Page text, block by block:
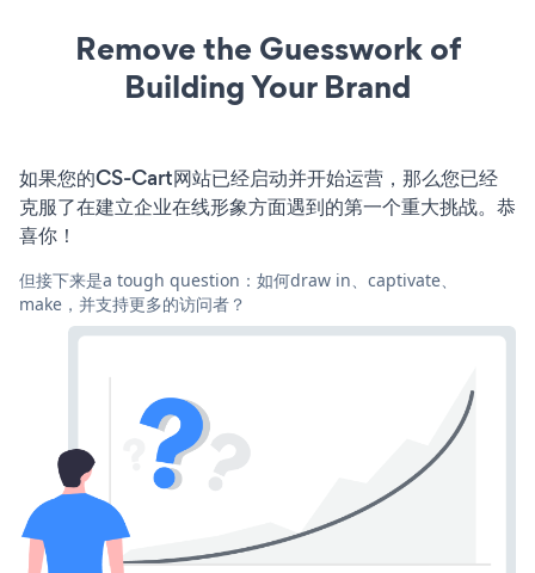
Remove the Guesswork of
Building Your Brand
如果您的CS-Cart网站已经启动并开始运营，那么您已经
克服了在建立企业在线形象方面遇到的第一个重大挑战。恭
喜你！
但接下来是a tough question：如何draw in、captivate、
make，并支持更多的访问者？